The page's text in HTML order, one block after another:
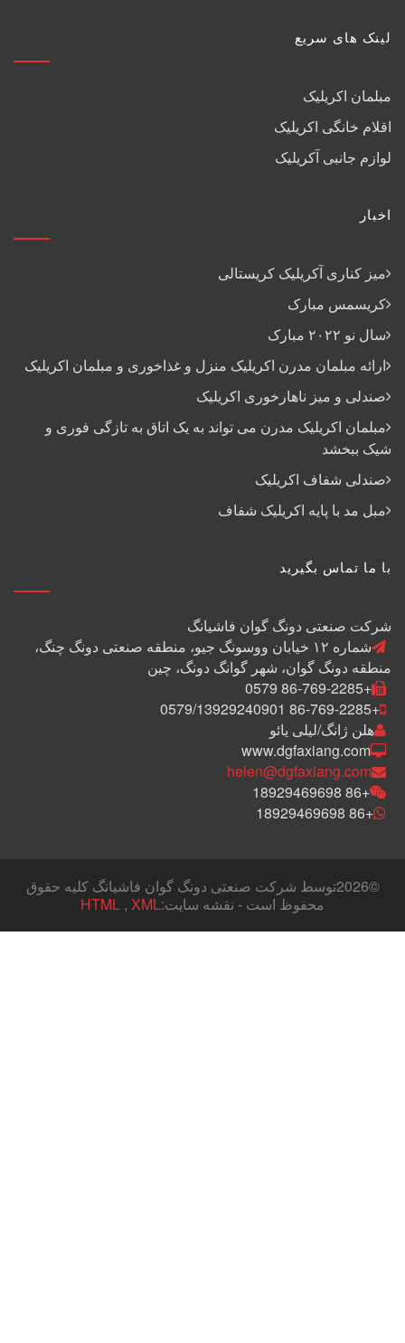
لینک های سریع
مبلمان اکریلیک
اقلام خانگی اکریلیک
لوازم جانبی آکریلیک
اخبار
میز کناری آکریلیک کریستالی
کریسمس مبارک
سال نو ۲۰۲۲ مبارک
ارائه مبلمان مدرن اکریلیک منزل و غذاخوری و مبلمان اکریلیک
صندلی و میز ناهارخوری اکریلیک
مبلمان اکریلیک مدرن می تواند به یک اتاق به تازگی فوری و
شیک ببخشد
صندلی شفاف اکریلیک
مبل مد با پایه اکریلیک شفاف
با ما تماس بگیرید
شرکت صنعتی دونگ گوان فاشیانگ
شماره ۱۲ خیابان ووسونگ جیو، منطقه صنعتی دونگ چنگ،
منطقه دونگ گوان، شهر گوانگ دونگ، چین
+86-769-2285 0579
+86-769-2285 0579/13929240901
هلن ژانگ/لیلی یائو
www.dgfaxiang.com
helen@dgfaxiang.com
+86 18929469698
+86 18929469698
©
2026توسط شرکت صنعتی دونگ گوان فاشیانگ کلیه حقوق
محفوظ است - نقشه سایت:
HTML , XML